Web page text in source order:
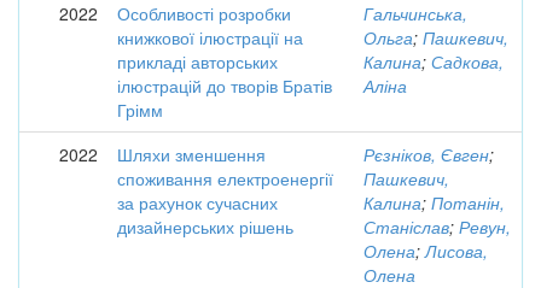
2022
Особливості розробки
книжкової ілюстрації на
прикладі авторських
ілюстрацій до творів Братів
Грімм
Гальчинська,
Ольга; Пашкевич,
Калина; Садкова,
Аліна
2022
Шляхи зменшення
споживання електроенергії
за рахунок сучасних
дизайнерських рішень
Рєзніков, Євген;
Пашкевич,
Калина; Потанін,
Станіслав; Ревун,
Олена;Лисова,
Олена